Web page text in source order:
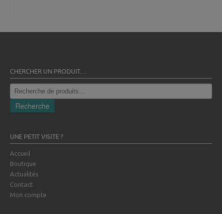
CHERCHER UN PRODUIT…
Recherche
pour :
Recherche
UNE PETIT VISITE ?
Accueil
Boutique
Actualités
Contact
Mon compte